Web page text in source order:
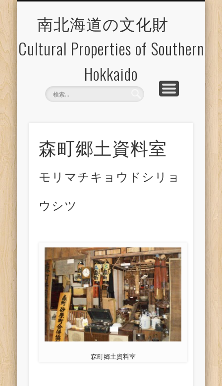
南北海道の文化財
Cultural Properties of Southern
Hokkaido
森町郷土資料室
モリマチキョウドシリョ
ウシツ
森町郷土資料室